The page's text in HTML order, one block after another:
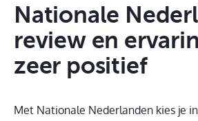
Nationale
review en
zeer positief
Met Nationale Nederlanden kies je